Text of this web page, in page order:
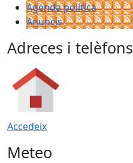
Agenda política
Anuncis
Adreces i telèfons
Accedeix
Meteo